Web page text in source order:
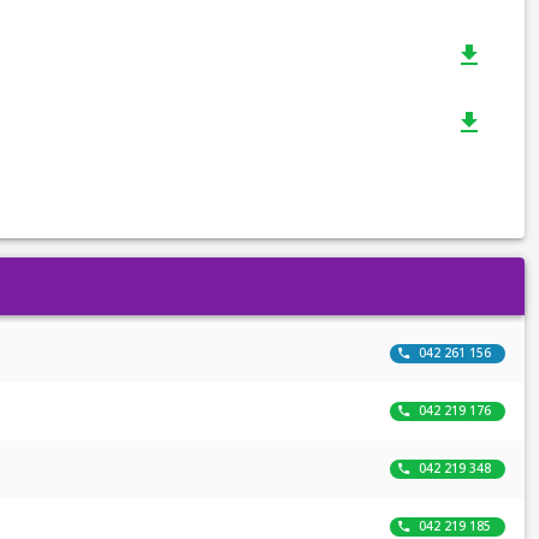
ภายในวันที่ 10 มิถุนายน 2569 สำนักงานเขตพื้นที่การ
เทคโนโลยีดิจิทัลและระบบ OBEC Content Center
หากมีข้อสงสัยหรือต้องการสอบถามรายละเอียดเพิ่ม
ผลการจัดการศึกษา สำนักงานเขตพื้นที่การศึกษา
ประถมศึกษาอุดรธานี เขต 3 โทรศัพท์ 06 5816 8222
ผู้ประสานงาน : นางสาวพัชรียาพร ห้วยทราย/นาย
042 261 156
042 219 176
042 219 348
042 219 185